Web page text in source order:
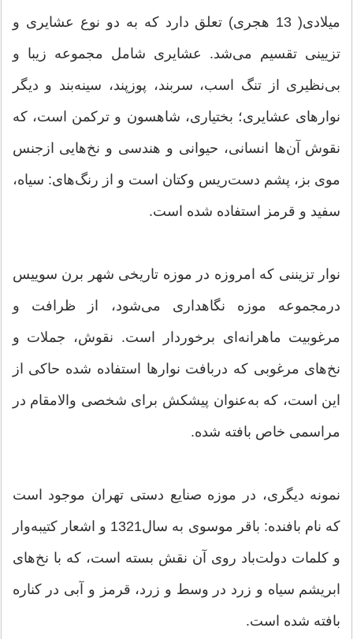
میلادی( 13 هجری) تعلق دارد که به دو نوع عشایری و
تزیینی تقسیم می‌شد. عشایری شامل مجموعه زیبا و
بی‌نظیری از تنگ اسب، سربند، پوزپند، سینه‌بند و دیگر
نوارهای عشایری؛ بختیاری، شاهسون و ترکمن است، که
نقوش آن‌ها انسانی، حیوانی و هندسی و نخ‌هایی ازجنس
موی بز، پشم دست‌ریس وکتان است و از رنگ‌های: سیاه،
سفید و قرمز استفاده شده است.
نوار تزیننی که امروزه در موزه تاریخی شهر برن سوییس
درمجموعه موزه نگاهداری می‌شود، از ظرافت و
مرغوبیت ماهرانه‌ای برخوردار است. نقوش، جملات و
نخ‌های مرغوبی که دربافت نوارها استفاده شده حاکی از
این است، که به‌عنوان پیشکش برای شخصی والامقام در
مراسمی خاص بافته شده.
نمونه دیگری، در موزه صنایع دستی تهران موجود است
که نام بافنده: باقر موسوی به سال1321 و اشعار کتیبه‌وار
و کلمات دولت‌باد روی آن نقش بسته است، که با نخ‌های
ابریشم سیاه و زرد در وسط و زرد، قرمز و آبی در کناره
بافته شده است.